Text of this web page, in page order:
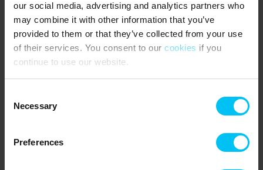
our social media, advertising and analytics partners who
may combine it with other information that you’ve
provided to them or that they’ve collected from your use
of their services. You consent to our cookies if you
continue to use our website.
Selection
Necessary
Preferences
området ved kirken og havnen, hvor der virkelig er liv og
atmosfære i sommermånederne. Her på havnen er der flere
butikker og spisesteder. I centrum af Sæby ligger der flere
specialbutikker og spisesteder i gågaderne. Her er der også
I Nordjylland findes der mange spændende seværdigheder og
som den så ud omkring 1900. Sæbygaard Slot bidrager også til
historien om Sæby med dets historiske rammer. I Frederikshavn er
nordpå til Skagen, vil familiens mindre børn begejstres for
Bamsemuseet, ligesom Skagensmuseerne og det Grå Fyr er en